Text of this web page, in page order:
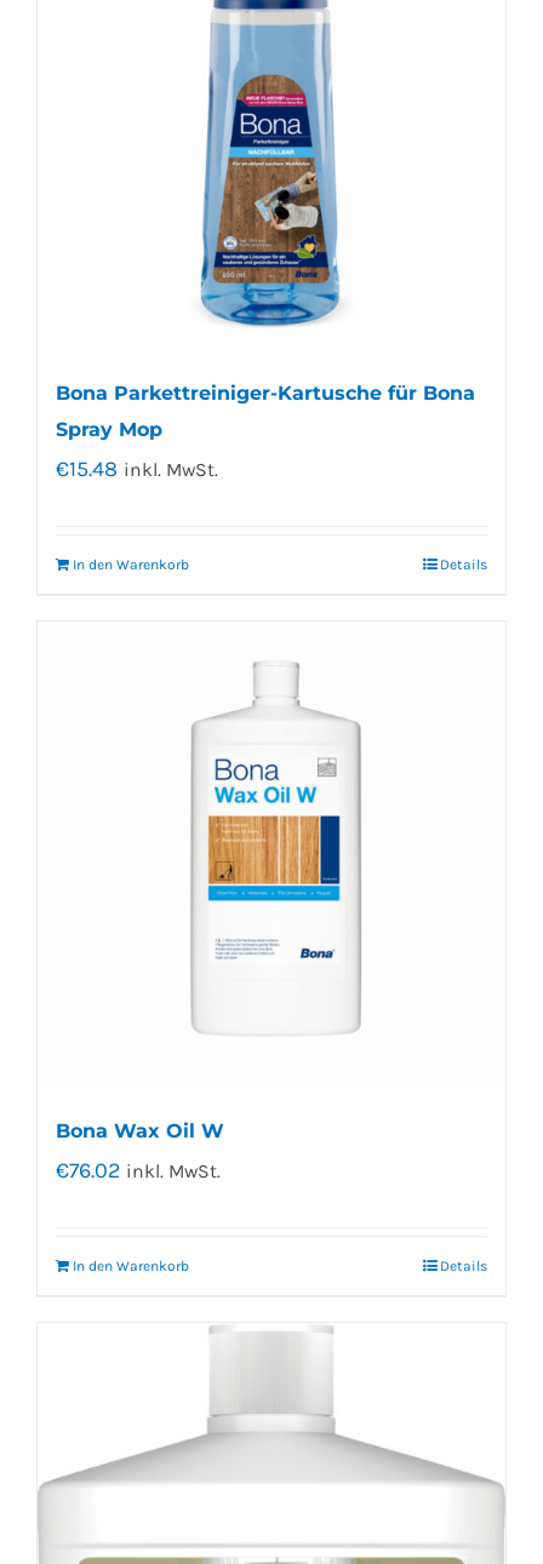
Bona Parkettreiniger-Kartusche für Bona
Spray Mop
€15.48 inkl. MwSt.
In den Warenkorb Details
Bona Wax Oil W
€76.02 inkl. MwSt.
In den Warenkorb Details